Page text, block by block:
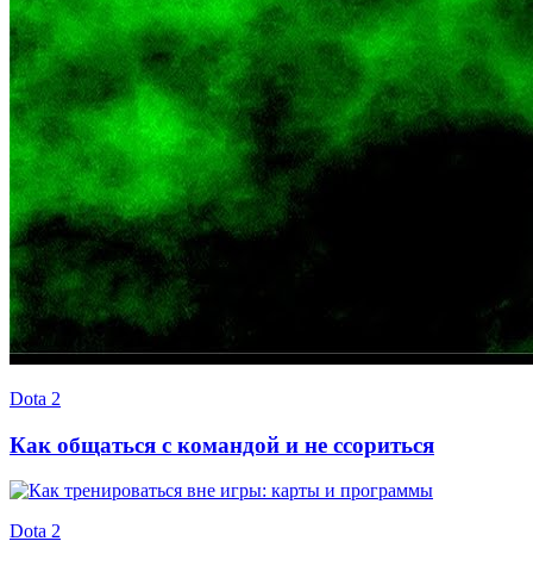
Dota 2
Как общаться с командой и не ссориться
Dota 2